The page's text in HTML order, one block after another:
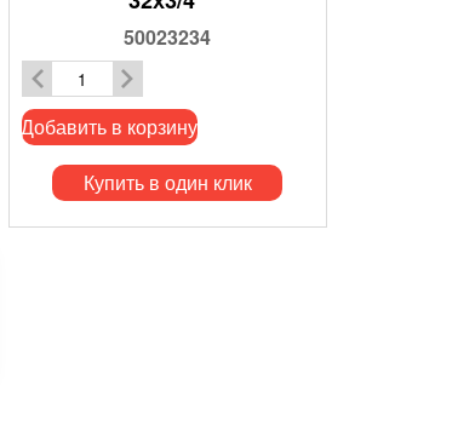
50023234
Добавить в корзину
Купить в один клик